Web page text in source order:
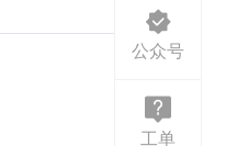
公众号
工单